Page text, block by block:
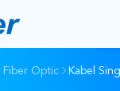
Fiber Optic Kabel